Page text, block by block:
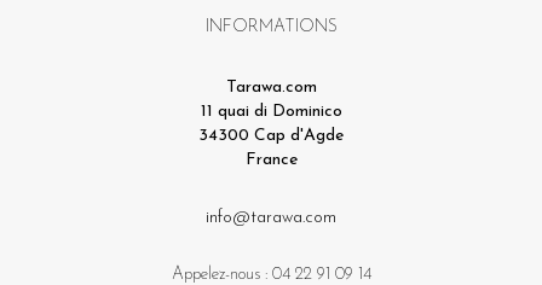
INFORMATIONS
Tarawa.com
11 quai di Dominico
34300 Cap d'Agde
France
info@tarawa.com
Appelez-nous : 04 22 91 09 14